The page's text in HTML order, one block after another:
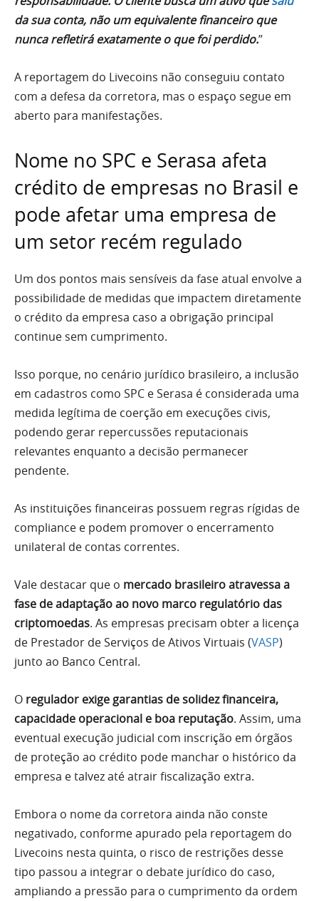
da sua conta, não um equivalente financeiro que
nunca refletirá exatamente o que foi perdido.”
A reportagem do Livecoins não conseguiu contato
com a defesa da corretora, mas o espaço segue em
aberto para manifestações.
Nome no SPC e Serasa afeta
crédito de empresas no Brasil e
pode afetar uma empresa de
um setor recém regulado
Um dos pontos mais sensíveis da fase atual envolve a
possibilidade de medidas que impactem diretamente
o crédito da empresa caso a obrigação principal
continue sem cumprimento.
Isso porque, no cenário jurídico brasileiro, a inclusão
em cadastros como SPC e Serasa é considerada uma
medida legítima de coerção em execuções civis,
podendo gerar repercussões reputacionais
relevantes enquanto a decisão permanecer
pendente.
As instituições financeiras possuem regras rígidas de
compliance e podem promover o encerramento
unilateral de contas correntes.
Vale destacar que o mercado brasileiro atravessa a
fase de adaptação ao novo marco regulatório das
criptomoedas. As empresas precisam obter a licença
de Prestador de Serviços de Ativos Virtuais (VASP)
junto ao Banco Central.
O regulador exige garantias de solidez financeira,
capacidade operacional e boa reputação. Assim, uma
eventual execução judicial com inscrição em órgãos
de proteção ao crédito pode manchar o histórico da
empresa e talvez até atrair fiscalização extra.
Embora o nome da corretora ainda não conste
negativado, conforme apurado pela reportagem do
Livecoins nesta quinta, o risco de restrições desse
tipo passou a integrar o debate jurídico do caso,
ampliando a pressão para o cumprimento da ordem